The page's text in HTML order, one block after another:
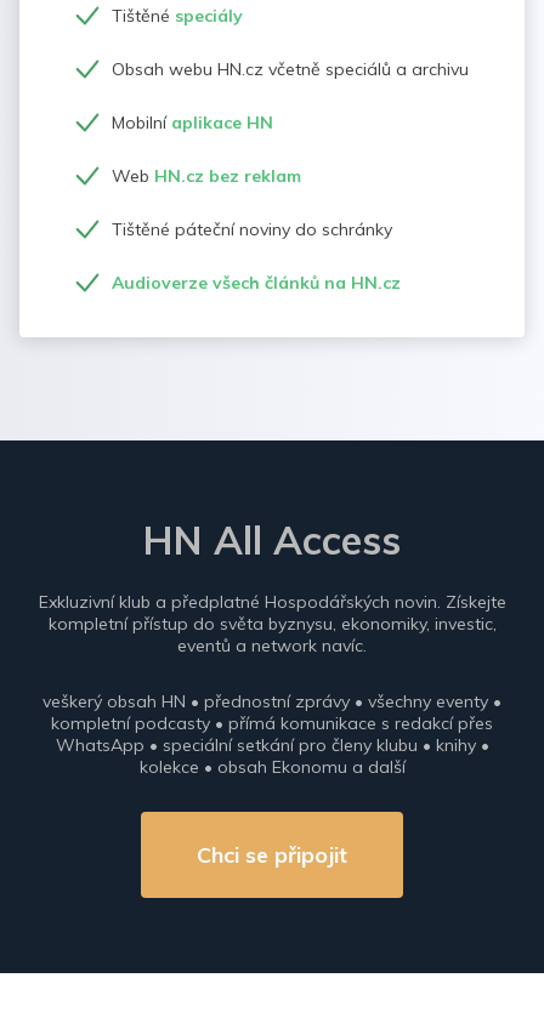
Tištěné speciály
Obsah webu HN.cz včetně speciálů a archivu
Mobilní aplikace HN
Web HN.cz bez reklam
Tištěné páteční noviny do schránky
Audioverze všech článků na HN.cz
HN All Access
Exkluzivní klub a předplatné Hospodářských novin. Získejte
kompletní přístup do světa byznysu, ekonomiky, investic,
eventů a network navíc.
veškerý obsah HN • přednostní zprávy • všechny eventy •
kompletní podcasty • přímá komunikace s redakcí přes
WhatsApp • speciální setkání pro členy klubu • knihy •
kolekce • obsah Ekonomu a další
Chci se připojit